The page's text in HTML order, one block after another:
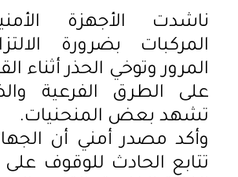
ناشدت الأجهزة
المركبات بضرورة
المرور وتوخي الحذر أثناء
على الطرق الفرعية
تشهد بعض المنحنيات.
وأكد مصدر أمني أن
تتابع الحادث للوقوف على